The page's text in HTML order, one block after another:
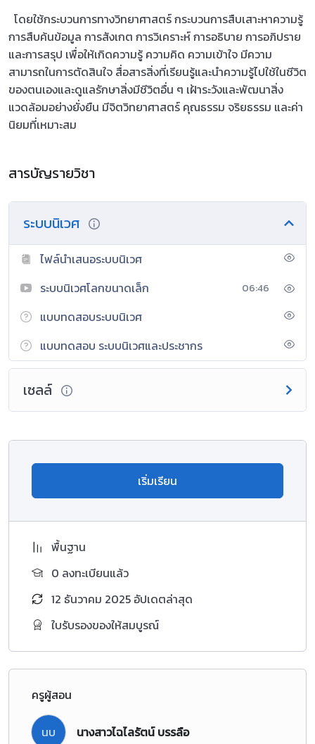
โดยใช้กระบวนการทางวิทยาศาสตร์ กระบวนการสืบเสาะหาความรู้
การสืบค้นข้อมูล การสังเกต การวิเคราะห์ การอธิบาย การอภิปราย
และการสรุป เพื่อให้เกิดความรู้ ความคิด ความเข้าใจ มีความ
สามารถในการตัดสินใจ สื่อสารสิ่งที่เรียนรู้และนําความรู้ไปใช้ในชีวิต
ของตนเองและดูแลรักษาสิ่งมีชีวิตอื่น ๆ เฝ้าระวังและพัฒนาสิ่ง
แวดล้อมอย่างยั่งยืน มีจิตวิทยาศาสตร์ คุณธรรม จริยธรรม และค่า
นิยมที่เหมาะสม
สารบัญรายวิชา
ระบบนิเวศ
ไฟล์นำเสนอระบบนิเวศ
ระบบนิเวศโลกขนาดเล็ก
06:46
แบบทดสอบระบบนิเวศ
แบบทดสอบ ระบบนิเวศและประชากร
เซลล์
เริ่มเรียน
พื้นฐาน
0 ลงทะเบียนแล้ว
12 ธันวาคม 2025 อัปเดตล่าสุด
ใบรับรองของให้สมบูรณ์
ครูผู้สอน
นบ นางสาวไฉไลรัตน์ บรรลือ